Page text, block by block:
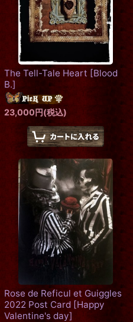
The Tell-Tale Heart [Blood
B.]
23,000円(税込)
Rose de Reficul et Guiggles
2022 Post Card [Happy
Valentine's day]